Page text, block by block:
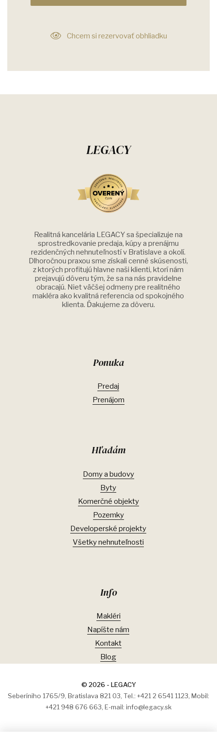
Chcem si rezervovať obhliadku
LEGACY
Realitná kancelária LEGACY sa špecializuje na
sprostredkovanie predaja, kúpy a prenájmu
rezidenčných nehnuteľností v Bratislave a okolí.
Dlhoročnou praxou sme získali cenné skúsenosti,
z ktorých profitujú hlavne naši klienti, ktorí nám
prejavujú dôveru tým, že sa na nás pravidelne
obracajú. Niet väčšej odmeny pre realitného
makléra ako kvalitná referencia od spokojného
klienta. Ďakujeme za dôveru.
Ponuka
Predaj
Prenájom
Hľadám
Domy a budovy
Byty
Komerčné objekty
Pozemky
Developerské projekty
Všetky nehnuteľnosti
Info
Makléri
Napíšte nám
Kontakt
Blog
© 2026 - LEGACY
Seberíniho 1765/9, Bratislava 821 03, Tel.: +421 2 6541 1123, Mobil:
+421 948 676 663, E-mail: info@legacy.sk